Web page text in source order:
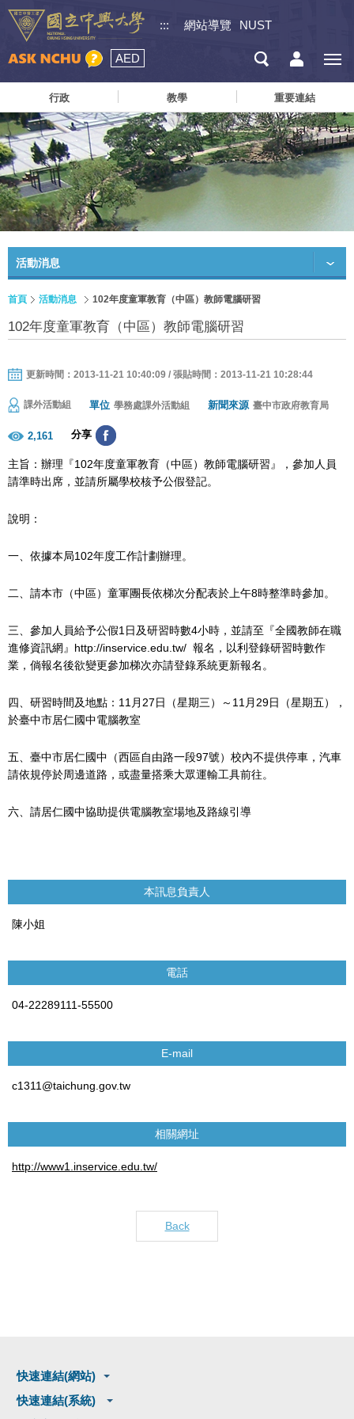
::: 網站導覽 NUST
AED
行政 教學 重要連結
活動消息
首頁 活動消息 102年度童軍教育（中區）教師電腦研習
102年度童軍教育（中區）教師電腦研習
更新時間：2013-11-21 10:40:09 / 張貼時間：2013-11-21 10:28:44
課外活動組 單位 學務處課外活動組 新聞來源 臺中市政府教育局
2,161 分享
主旨：辦理『102年度童軍教育（中區）教師電腦研習』，參加人員
請準時出席，並請所屬學校核予公假登記。
說明：
一、依據本局102年度工作計劃辦理。
二、請本市（中區）童軍團長依梯次分配表於上午8時整準時參加。
三、參加人員給予公假1日及研習時數4小時，並請至『全國教師在職
進修資訊網』http://inservice.edu.tw/ 報名，以利登錄研習時數作
業，倘報名後欲變更參加梯次亦請登錄系統更新報名。
四、研習時間及地點：11月27日（星期三）～11月29日（星期五），
於臺中市居仁國中電腦教室
五、臺中市居仁國中（西區自由路一段97號）校內不提供停車，汽車
請依規停於周邊道路，或盡量搭乘大眾運輸工具前往。
六、請居仁國中協助提供電腦教室場地及路線引導
本訊息負責人
陳小姐
電話
04-22289111-55500
E-mail
c1311@taichung.gov.tw
相關網址
http://www1.inservice.edu.tw/
Back
快速連結(網站)
快速連結(系統)